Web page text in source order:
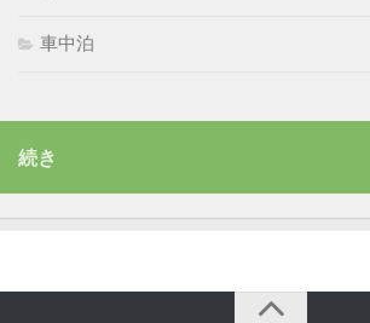
車中泊
続き